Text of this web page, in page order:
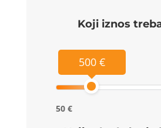
Koji iznos
500 €
50 €